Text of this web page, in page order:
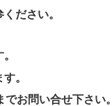
ださい。
。
お問い合せ下さい。